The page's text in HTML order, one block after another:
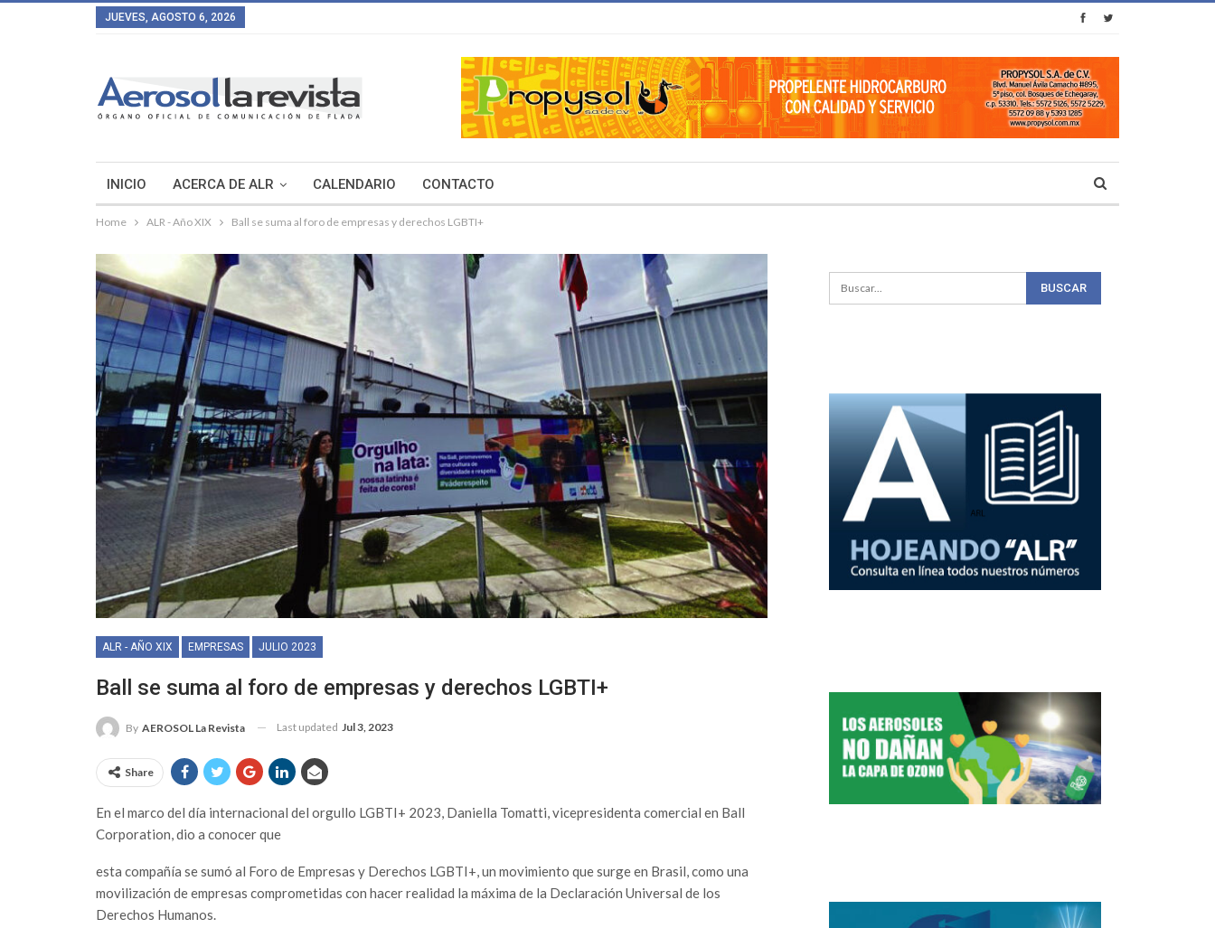
JUEVES, AGOSTO 6, 2026
INICIO ACERCA DE ALR CALENDARIO CONTACTO
Home ALR - Año XIX Ball se suma al foro de empresas y derechos LGBTI+
ALR - AÑO XIX EMPRESAS JULIO 2023
Ball se suma al foro de empresas y derechos LGBTI+
By AEROSOL La Revista Last updated Jul 3, 2023
Share
En el marco del día internacional del orgullo LGBTI+ 2023, Daniella Tomatti, vicepresidenta comercial en Ball
Corporation, dio a conocer que
esta compañía se sumó al Foro de Empresas y Derechos LGBTI+, un movimiento que surge en Brasil, como una
movilización de empresas comprometidas con hacer realidad la máxima de la Declaración Universal de los
Derechos Humanos.